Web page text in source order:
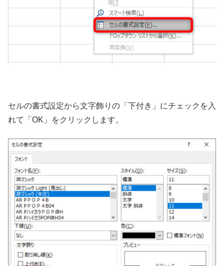
セルの書式設定から文字飾りの「下付き」にチェックを入
れて「OK」をクリックします。